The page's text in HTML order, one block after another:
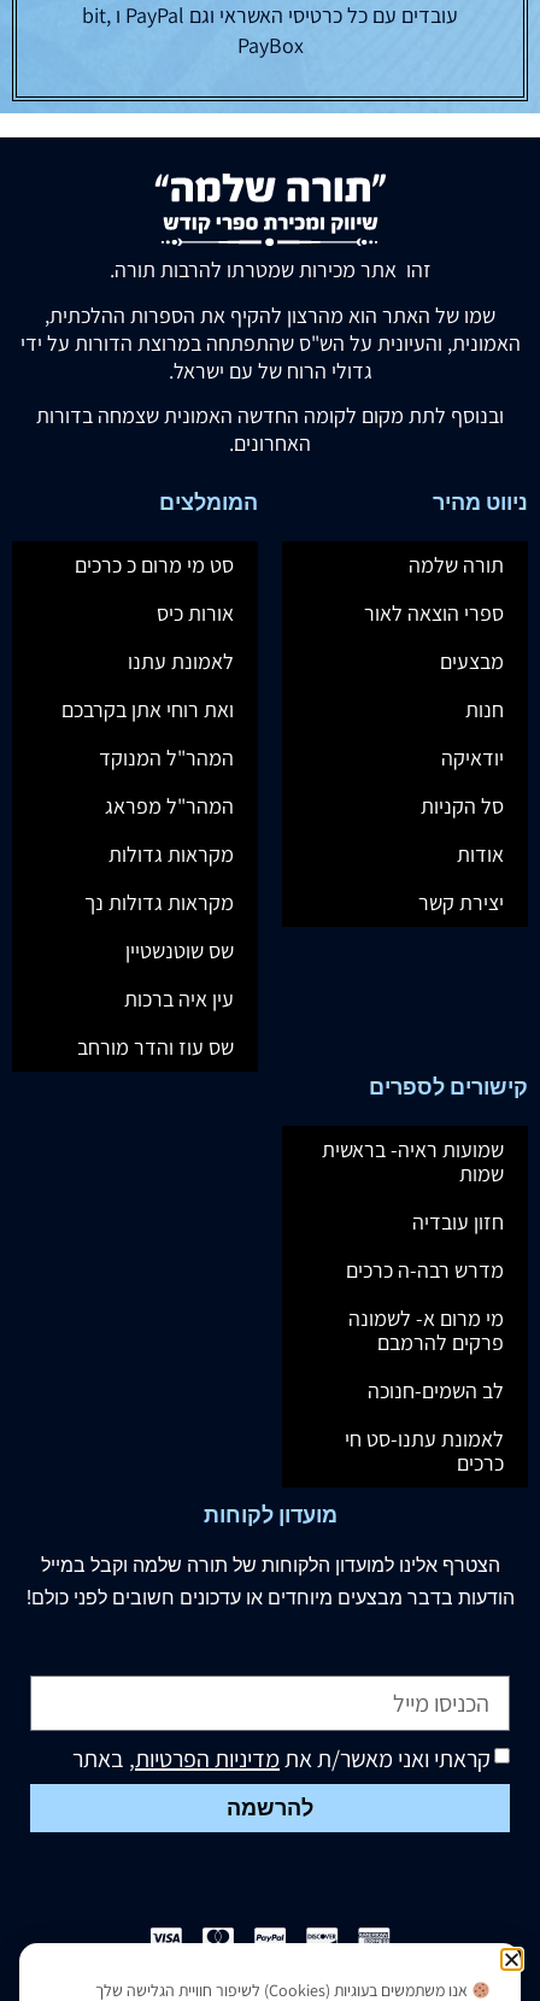
עובדים עם כל כרטיסי האשראי וגם PayPal ו bit,
PayBox
זהו אתר מכירות שמטרתו להרבות תורה.
שמו של האתר הוא מהרצון להקיף את הספרות ההלכתית,
האמונית, והעיונית על הש"ס שהתפתחה במרוצת הדורות על ידי
גדולי הרוח של עם ישראל.
ובנוסף לתת מקום לקומה החדשה האמונית שצמחה בדורות
האחרונים.
ניווט מהיר
תורה שלמה
ספרי הוצאה לאור
מבצעים
חנות
יודאיקה
סל הקניות
אודות
יצירת קשר
המומלצים
סט מי מרום כ כרכים
אורות כיס
לאמונת עתנו
ואת רוחי אתן בקרבכם
המהר"ל המנוקד
המהר"ל מפראג
מקראות גדולות
מקראות גדולות נך
שס שוטנשטיין
עין איה ברכות
שס עוז והדר מורחב
קישורים לספרים
שמועות ראיה- בראשית
שמות
חזון עובדיה
מדרש רבה-ה כרכים
מי מרום א- לשמונה
פרקים להרמבם
לב השמים-חנוכה
לאמונת עתנו-סט חי
כרכים
מועדון לקוחות
הצטרף אלינו למועדון הלקוחות של תורה שלמה וקבל במייל
הודעות בדבר מבצעים מיוחדים או עדכונים חשובים לפני כולם!
קראתי ואני מאשר/ת אתמדיניות הפרטיות, באתר
להרשמה
הצהרת נגישות|מדיניות פרטיות
אנו משתמשים בעוגיות (Cookies) לשיפור חוויית הגלישה שלך